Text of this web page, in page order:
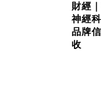
財經
神經
品牌
收